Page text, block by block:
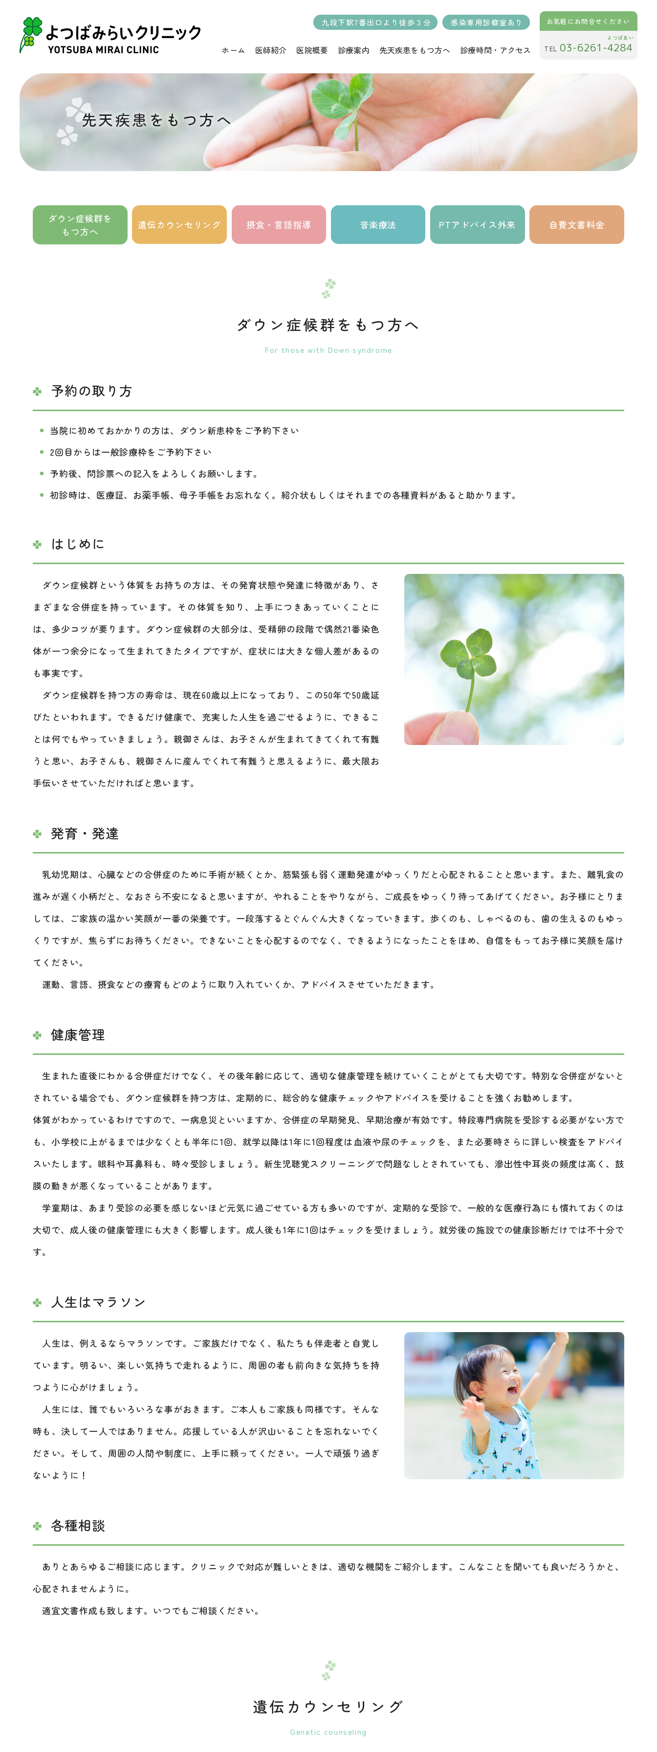
九段下駅7番出口より徒歩３分 感染専用診察室あり お気軽にお問合せください
TEL 03-6261-4284
よつば良い
ホーム 医師紹介 医院概要 診療案内 先天疾患をもつ方へ 診療時間・アクセス
先天疾患をもつ方へ
ダウン症候群を
もつ方へ
遺伝カウンセリング 摂食・言語指導 音楽療法 PTアドバイス外来 自費文書料金
ダウン症候群をもつ方へ
For those with Down syndrome
予約の取り方
当院に初めておかかりの方は、ダウン新患枠をご予約下さい
2回目からは一般診療枠をご予約下さい
予約後、問診票への記入をよろしくお願いします。
初診時は、医療証、お薬手帳、母子手帳をお忘れなく。紹介状もしくはそれまでの各種資料があると助かります。
はじめに
ダウン症候群という体質をお持ちの方は、その発育状態や発達に特徴があり、さ
まざまな合併症を持っています。その体質を知り、上手につきあっていくことに
は、多少コツが要ります。ダウン症候群の大部分は、受精卵の段階で偶然21番染色
体が一つ余分になって生まれてきたタイプですが、症状には大きな個人差があるの
も事実です。
ダウン症候群を持つ方の寿命は、現在60歳以上になっており、この50年で50歳延
びたといわれます。できるだけ健康で、充実した人生を過ごせるように、できるこ
とは何でもやっていきましょう。親御さんは、お子さんが生まれてきてくれて有難
うと思い、お子さんも、親御さんに産んでくれて有難うと思えるように、最大限お
手伝いさせていただければと思います。
発育・発達
乳幼児期は、心臓などの合併症のために手術が続くとか、筋緊張も弱く運動発達がゆっくりだと心配されることと思います。また、離乳食の
進みが遅く小柄だと、なおさら不安になると思いますが、やれることをやりながら、ご成長をゆっくり待ってあげてください。お子様にとりま
しては、ご家族の温かい笑顔が一番の栄養です。一段落するとぐんぐん大きくなっていきます。歩くのも、しゃべるのも、歯の生えるのもゆっ
くりですが、焦らずにお待ちください。できないことを心配するのでなく、できるようになったことをほめ、自信をもってお子様に笑顔を届け
てください。
運動、言語、摂食などの療育もどのように取り入れていくか、アドバイスさせていただきます。
健康管理
生まれた直後にわかる合併症だけでなく、その後年齢に応じて、適切な健康管理を続けていくことがとても大切です。特別な合併症がないと
されている場合でも、ダウン症候群を持つ方は、定期的に、総合的な健康チェックやアドバイスを受けることを強くお勧めします。
体質がわかっているわけですので、一病息災といいますか、合併症の早期発見、早期治療が有効です。特段専門病院を受診する必要がない方で
も、小学校に上がるまでは少なくとも半年に1回、就学以降は1年に1回程度は血液や尿のチェックを、また必要時さらに詳しい検査をアドバイ
スいたします。眼科や耳鼻科も、時々受診しましょう。新生児聴覚スクリーニングで問題なしとされていても、滲出性中耳炎の頻度は高く、鼓
膜の動きが悪くなっていることがあります。
学童期は、あまり受診の必要を感じないほど元気に過ごせている方も多いのですが、定期的な受診で、一般的な医療行為にも慣れておくのは
大切で、成人後の健康管理にも大きく影響します。成人後も1年に1回はチェックを受けましょう。就労後の施設での健康診断だけでは不十分で
す。
人生はマラソン
人生は、例えるならマラソンです。ご家族だけでなく、私たちも伴走者と自覚し
ています。明るい、楽しい気持ちで走れるように、周囲の者も前向きな気持ちを持
つように心がけましょう。
人生には、誰でもいろいろな事がおきます。ご本人もご家族も同様です。そんな
時も、決して一人ではありません。応援している人が沢山いることを忘れないでく
ださい。そして、周囲の人間や制度に、上手に頼ってください。一人で頑張り過ぎ
ないように！
各種相談
ありとあらゆるご相談に応じます。クリニックで対応が難しいときは、適切な機関をご紹介します。こんなことを聞いても良いだろうかと、
心配されませんように。
適宜文書作成も致します。いつでもご相談ください。
遺伝カウンセリング
Genetic counseling